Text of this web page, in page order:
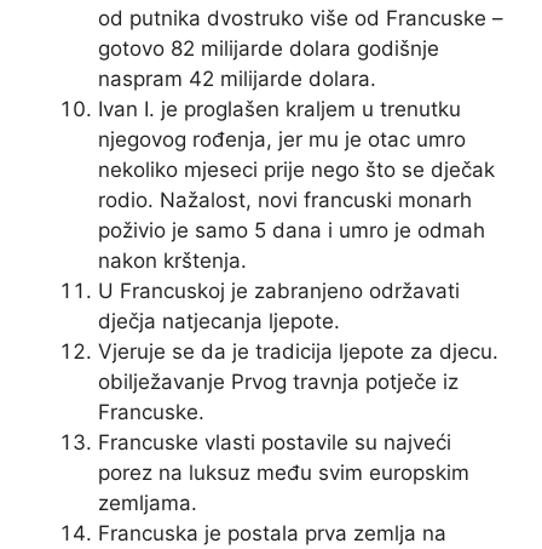
od putnika dvostruko više od Francuske –
gotovo 82 milijarde dolara godišnje
naspram 42 milijarde dolara.
Ivan I. je proglašen kraljem u trenutku
njegovog rođenja, jer mu je otac umro
nekoliko mjeseci prije nego što se dječak
rodio. Nažalost, novi francuski monarh
poživio je samo 5 dana i umro je odmah
nakon krštenja.
U Francuskoj je zabranjeno održavati
dječja natjecanja ljepote.
Vjeruje se da je tradicija ljepote za djecu.
obilježavanje Prvog travnja potječe iz
Francuske.
Francuske vlasti postavile su najveći
porez na luksuz među svim europskim
zemljama.
Francuska je postala prva zemlja na